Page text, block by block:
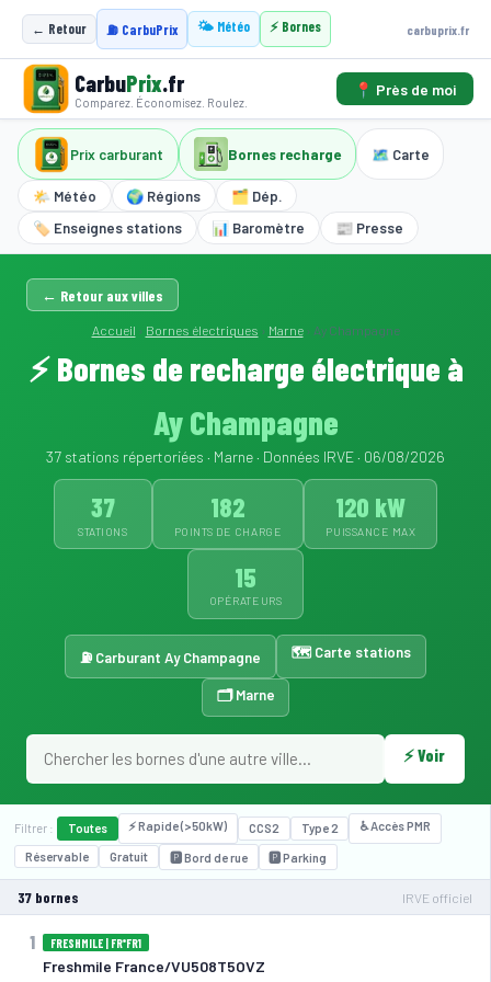
← Retour ⛽ CarbuPrix 🌤️ Météo ⚡ Bornes carbuprix.fr
CarbuPrix.fr
Comparez. Économisez. Roulez.
📍 Près de moi
Prix carburant Bornes recharge 🗺️ Carte
🌤️ Météo 🌍 Régions
🗂️ Dép.
🏷️ Enseignes stations
📊 Baromètre 📰 Presse
← Retour aux villes
Accueil › Bornes électriques › Marne› Ay Champagne
⚡ Bornes de recharge électrique à
Ay Champagne
37 stations répertoriées · Marne · Données IRVE · 06/08/2026
37
STATIONS
182
POINTS DE CHARGE
120 kW
PUISSANCE MAX
15
OPÉRATEURS
⛽ Carburant Ay Champagne 🗺️ Carte stations
🗂️ Marne
⚡ Voir
Filtrer : Toutes ⚡ Rapide (>50kW) CCS2 Type 2 ♿ Accès PMR
Réservable Gratuit 🅿️ Bord de rue 🅿️ Parking
37 bornes IRVE officiel
1 FRESHMILE | FR*FR1
Freshmile France/VU508T5OVZ
⚡ 22 kW